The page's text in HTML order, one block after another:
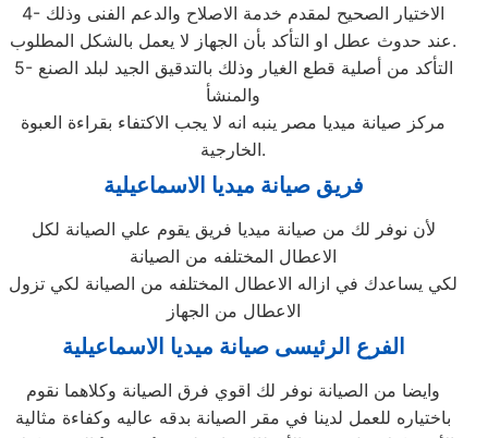
4- الاختيار الصحيح لمقدم خدمة الاصلاح والدعم الفنى وذلك
عند حدوث عطل او التأكد بأن الجهاز لا يعمل بالشكل المطلوب.
5- التأكد من أصلية قطع الغيار وذلك بالتدقيق الجيد لبلد الصنع
والمنشأ
مركز صيانة ميديا مصر ينبه انه لا يجب الاكتفاء بقراءة العبوة
الخارجية.
فريق صيانة ميديا الاسماعيلية
لأن نوفر لك من صيانة ميديا فريق يقوم علي الصيانة لكل
الاعطال المختلفه من الصيانة
لكي يساعدك في ازاله الاعطال المختلفه من الصيانة لكي تزول
الاعطال من الجهاز
الفرع الرئيسى صيانة ميديا الاسماعيلية
وايضا من الصيانة نوفر لك اقوي فرق الصيانة وكلاهما نقوم
باختياره للعمل لدينا في مقر الصيانة بدقه عاليه وكفاءة مثالية